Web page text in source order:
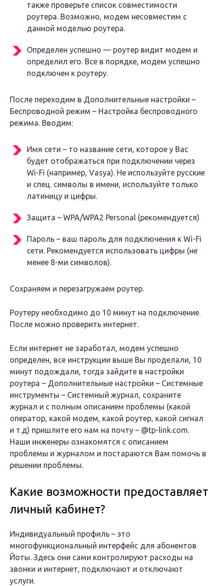
также проверьте список совместимости
роутера. Возможно, модем несовместим с
данной моделью роутера.
Определен успешно — роутер видит модем и
определил его. Все в порядке, модем успешно
подключен к роутеру.
После переходим в Дополнительные настройки –
Беспроводной режим – Настройка беспроводного
режима. Вводим:
Имя сети – то название сети, которое у Вас
будет отображаться при подключении через
Wi-Fi (например, Vasya). Не используйте русские
и спец. символы в имени, используйте только
латиницу и цифры.
Защита – WPA/WPA2 Personal (рекомендуется)
Пароль – ваш пароль для подключения к Wi-Fi
сети. Рекомендуется использовать цифры (не
менее 8-ми символов).
Сохраняем и перезагружаем роутер.
Роутеру необходимо до 10 минут на подключение.
После можно проверить интернет.
Если интернет не заработал, модем успешно
определен, все инструкции выше Вы проделали, 10
минут подождали, тогда зайдите в настройки
роутера – Дополнительные настройки – Системные
инструменты – Системный журнал, сохраните
журнал и с полным описанием проблемы (какой
оператор, какой модем, какой роутер, какой сигнал
и т.д) пришлите его нам на почту – @tp-link.com.
Наши инженеры ознакомятся с описанием
проблемы и журналом и постараются Вам помочь в
решении проблемы.
Какие возможности предоставляет
личный кабинет?
Индивидуальный профиль – это
многофункциональный интерфейс для абонентов
Йоты. Здесь они сами контролируют расходы на
звонки и интернет, подключают и отключают
услуги.